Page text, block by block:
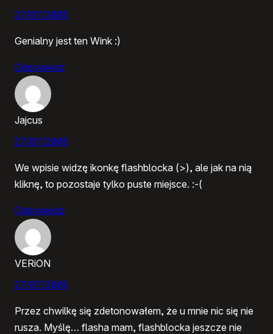
27/07/2005
Genialny jest ten Wink :)
Odpowiedz
Jajcus
27/07/2005
We wpisie widzę ikonkę flashblocka (>), ale jak na nią
kliknę, to pozostaje tylko puste miejsce. :-(
Odpowiedz
VERiON
27/07/2005
Przez chwilkę się zdetonowałem, że u mnie nic się nie
rusza. Myślę… flasha mam, flashblocka jeszcze nie